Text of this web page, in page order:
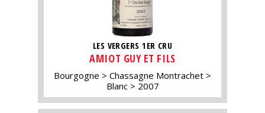
LES VERGERS 1ER CRU
AMIOT GUY ET FILS
Bourgogne
Chassagne Montrachet
Blanc
2007